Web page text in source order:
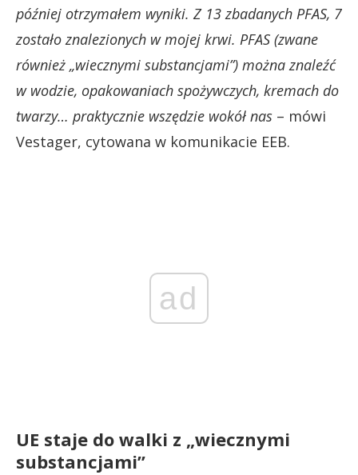
później otrzymałem wyniki. Z 13 zbadanych PFAS, 7
zostało znalezionych w mojej krwi. PFAS (zwane
również „wiecznymi substancjami”) można znaleźć
w wodzie, opakowaniach spożywczych, kremach do
twarzy… praktycznie wszędzie wokół nas – mówi
Vestager, cytowana w komunikacie EEB.
ad
UE staje do walki z „wiecznymi
substancjami”